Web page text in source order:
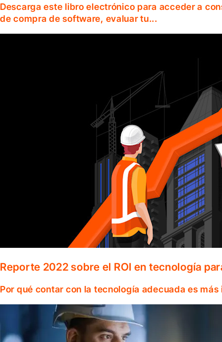
Descarga este libro electrónico para acceder a
de compra de software, evaluar tu...
Reporte 2022 sobre el ROI en tecnología
Por qué contar con la tecnología adecuada es